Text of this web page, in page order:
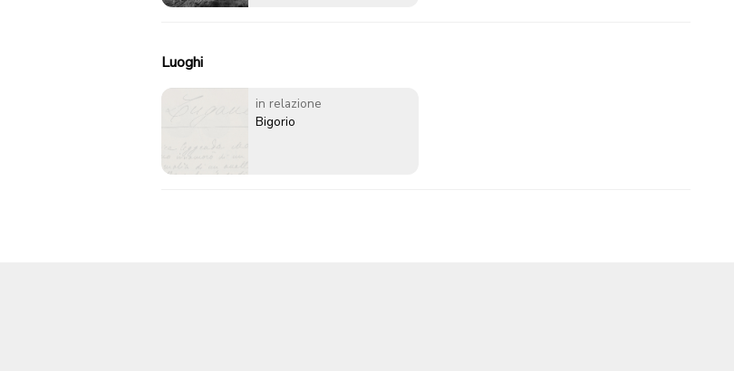
Luoghi
in relazione
Bigorio